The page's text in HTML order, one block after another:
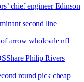
chief engineer Edinson
second line
arrow wholesale nfl
Philip Rivers
round pick cheap